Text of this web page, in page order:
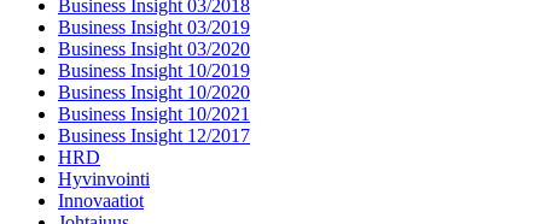
Business Insight 03/2018
Business Insight 03/2019
Business Insight 03/2020
Business Insight 10/2019
Business Insight 10/2020
Business Insight 10/2021
Business Insight 12/2017
HRD
Hyvinvointi
Innovaatiot